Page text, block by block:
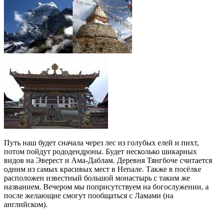
Путь наш будет сначала через лес из голубых елей и пихт,
потом пойдут рододендроны. Будет несколько шикарных
видов на Эверест и Ама-Даблам. Деревня Тянгбоче считается
одним из самых красивых мест в Непале. Также в посёлке
расположен известный большой монастырь с таким же
названием. Вечером мы поприсутствуем на богослужении, а
после желающие смогут пообщаться с Ламами (на
английском).